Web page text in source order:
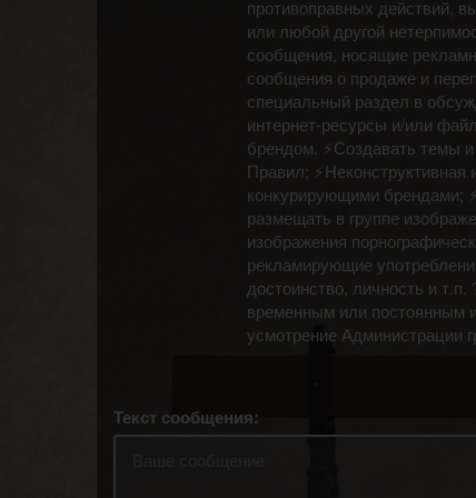
противоправных действий,
или любой другой
сообщения, носящие
сообщения о продаже и
специальный раздел в
интернет-ресурсы и/или
брендом. ⚡Создавать темы
Правил;
конкурирующими брендами;
размещать в группе
изображения
рекламирующие
достоинство, личность и
временным или постоянным
усмотрение Администрации
Текст сообщения: